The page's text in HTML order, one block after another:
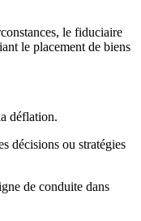
le fiduciaire
le placement de biens
déflation.
décisions ou stratégies
de conduite dans